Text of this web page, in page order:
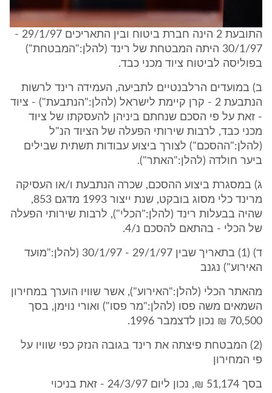
התובעת 2 הינה חברת ביטוח ובין התאריכים 29/1/97 -
30/1/97 היתה המבטחת של רינד (להלן:"המבטחת")
בפוליסה לביטוח ציוד מכני כבד.
ב) במועדים הרלבנטיים לתביעה, העמידה רינד לרשות
הנתבעת 2 - קרן קיימת לישראל (להלן:"הנתבעת") - ציוד
- זאת על פי הסכם שנחתם ביניהן להעסקתו של ציוד
מכני כבד, לרבות שירותי הפעלה של הציוד הנ"ל
(להלן:"ההסכם") לצורך ביצוע עבודות תשתית שבילים
ביער חולדה (להלן:"האתר").
ג) במסגרת ביצוע ההסכם, שכרה הנתבעת ו/או העסיקה
מרינד כלי מסוג בובקט, שנת ייצור 1993 מדגם 853,
שהיה בבעלות רינד (להלן:"הכלי"), לרבות שירותי הפעלה
של הכלי - בהתאם להסכם נ/4.
ד) (1) בתאריך שבין 29/1/97 - 30/1/97 (להלן:"מועד
האירוע") נגנב
מהאתר הכלי (להלן:"האירוע"), אשר שוויו הוערך במחירון
השמאים משה פסו (להלן:"מר פסו") ואורי נוימן, בסך
70,500 ₪ נכון לדצמבר 1996.
(2) המבטחת פיצתה את רינד בגובה הנזק כפי שוויו על
פי המחירון
בסך 51,174 ₪, נכון ליום 24/3/97 - זאת בניכוי